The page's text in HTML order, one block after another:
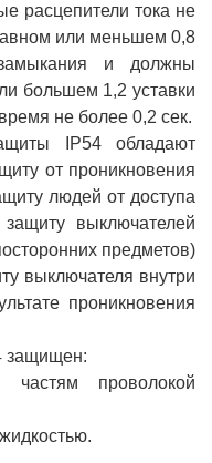
расцепители тока не
или меньшем 0,8
и должны
большем 1,2 уставки
не более 0,2 сек.
IP54 обладают
от проникновения
людей от доступа
выключателей
предметов)
выключателя внутри
проникновения
защищен:
проволокой